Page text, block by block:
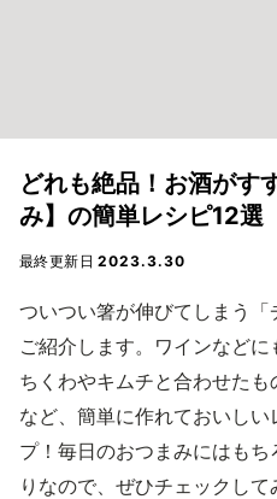
どれも絶品！お酒がす
み】の簡単レシピ12選
最終更新日2023.3.30
ついつい箸が伸びてしまう
ご紹介します。ワインなどに
ちくわやキムチと合わせた
など、簡単に作れておいし
プ！毎日のおつまみにはも
りなので、ぜひチェックして